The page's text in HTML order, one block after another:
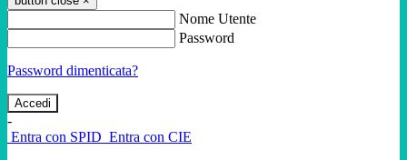
Nome Utente
Password
Password dimenticata?
-
Entra con SPID Entra con CIE